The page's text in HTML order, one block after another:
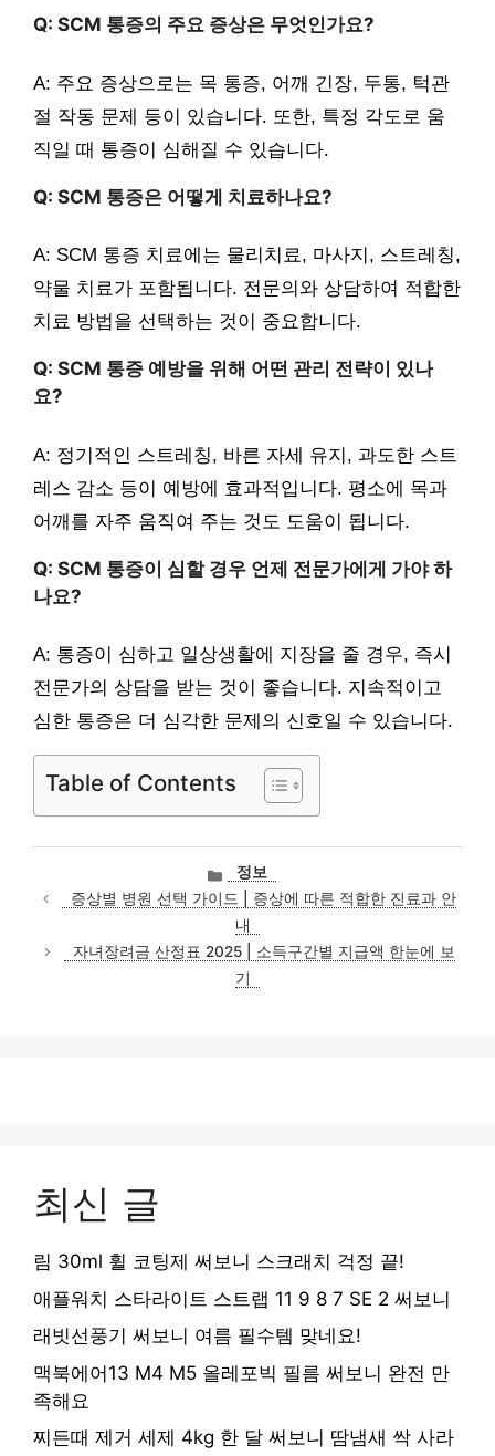
Q: SCM 통증의 주요 증상은 무엇인가요?
A: 주요 증상으로는 목 통증, 어깨 긴장, 두통, 턱관
절 작동 문제 등이 있습니다. 또한, 특정 각도로 움
직일 때 통증이 심해질 수 있습니다.
Q: SCM 통증은 어떻게 치료하나요?
A: SCM 통증 치료에는 물리치료, 마사지, 스트레칭,
약물 치료가 포함됩니다. 전문의와 상담하여 적합한
치료 방법을 선택하는 것이 중요합니다.
Q: SCM 통증 예방을 위해 어떤 관리 전략이 있나
요?
A: 정기적인 스트레칭, 바른 자세 유지, 과도한 스트
레스 감소 등이 예방에 효과적입니다. 평소에 목과
어깨를 자주 움직여 주는 것도 도움이 됩니다.
Q: SCM 통증이 심할 경우 언제 전문가에게 가야 하
나요?
A: 통증이 심하고 일상생활에 지장을 줄 경우, 즉시
전문가의 상담을 받는 것이 좋습니다. 지속적이고
심한 통증은 더 심각한 문제의 신호일 수 있습니다.
Table of Contents
카
테
고
리
정보
증상별 병원 선택 가이드 | 증상에 따른 적합한 진료과 안
내
자녀장려금 산정표 2025 | 소득구간별 지급액 한눈에 보
기
최신 글
림 30ml 휠 코팅제 써보니 스크래치 걱정 끝!
애플워치 스타라이트 스트랩 11 9 8 7 SE 2 써보니
래빗선풍기 써보니 여름 필수템 맞네요!
맥북에어13 M4 M5 올레포빅 필름 써보니 완전 만
족해요
찌든때 제거 세제 4kg 한 달 써보니 땀냄새 싹 사라